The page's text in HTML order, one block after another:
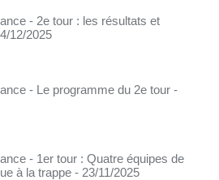
- 2e tour : les résultats et
12/2025
- Le programme du 2e tour -
- 1er tour : Quatre équipes de
à la trappe - 23/11/2025